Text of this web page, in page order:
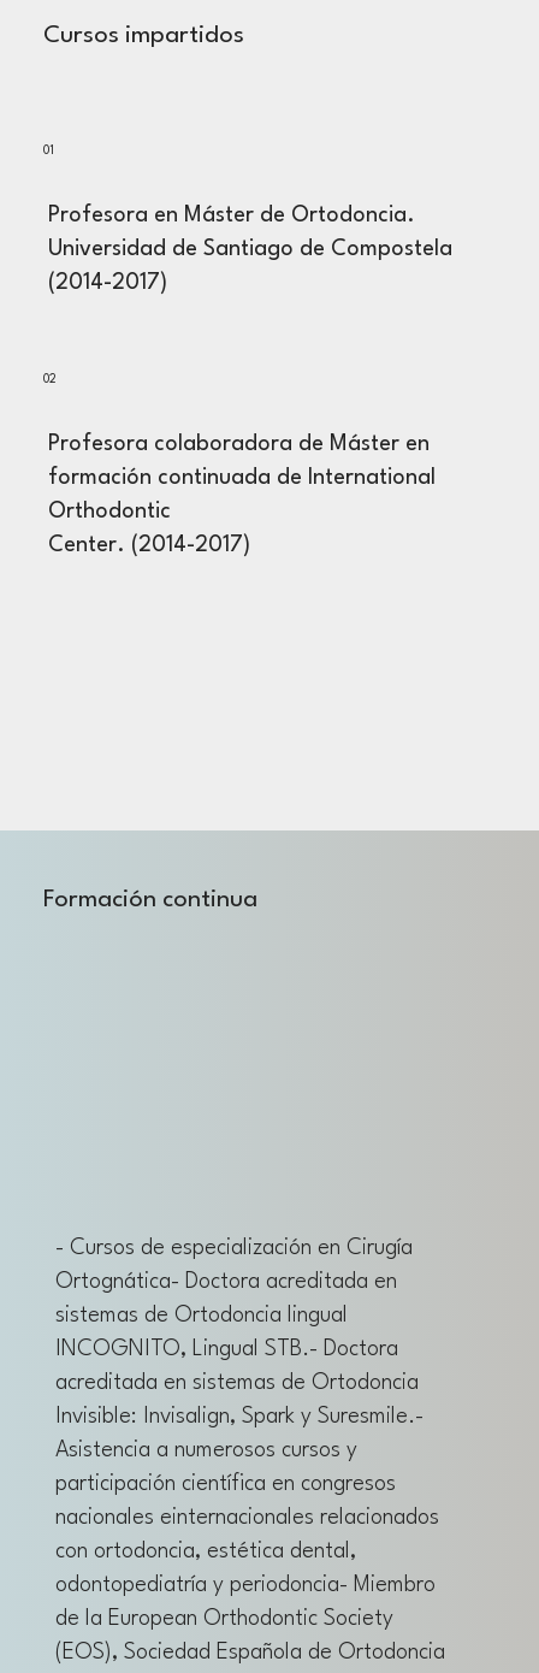
Profesora en Máster de Ortodoncia.
Universidad de Santiago de Compostela
(2014-2017)
01
Profesora colaboradora de Máster en
formación continuada de International
Orthodontic
Center. (2014-2017)
02
Cursos impartidos
Formación continua
- Cursos de especialización en Cirugía
Ortognática- Doctora acreditada en
sistemas de Ortodoncia lingual
INCOGNITO, Lingual STB.- Doctora
acreditada en sistemas de Ortodoncia
Invisible: Invisalign, Spark y Suresmile.-
Asistencia a numerosos cursos y
participación científica en congresos
nacionales einternacionales relacionados
con ortodoncia, estética dental,
odontopediatría y periodoncia- Miembro
de la European Orthodontic Society
(EOS), Sociedad Española de Ortodoncia